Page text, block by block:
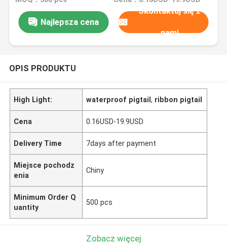
Najlepsza cena
Skontaktuj się z
nami
OPIS PRODUKTU
High Light: waterproof pigtail, ribbon pigtail
Cena 0.16USD-19.9USD
Delivery Time 7days after payment
Miejsce pochodz
enia
Chiny
Minimum Order Q
uantity
500 pcs
Zobacz więcej